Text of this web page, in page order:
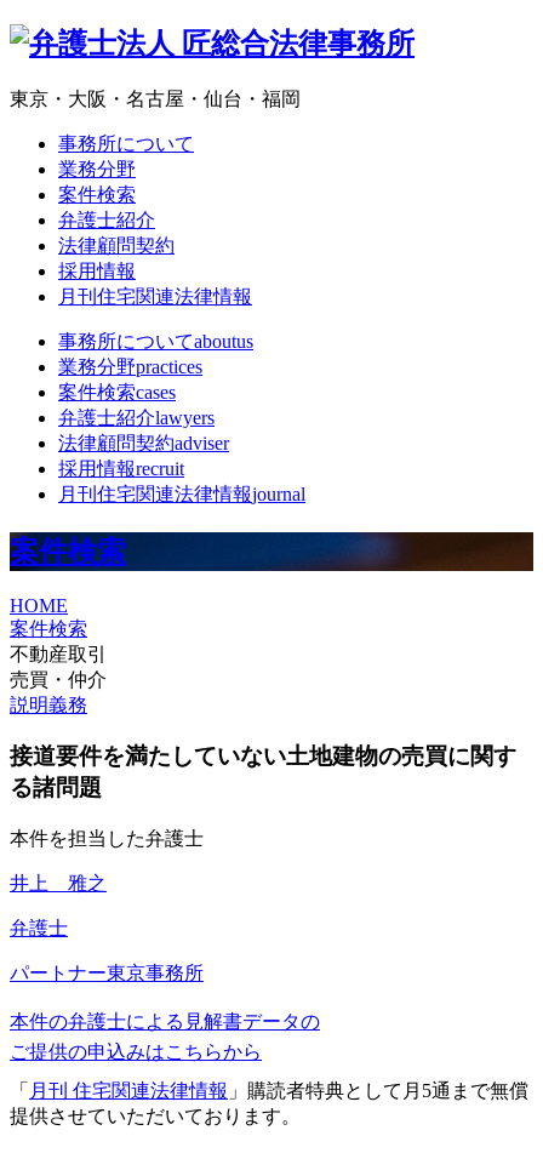
東京・大阪・名古屋・仙台・福岡
事務所について
業務分野
案件検索
弁護士紹介
法律顧問契約
採用情報
月刊住宅関連法律情報
事務所についてaboutus
業務分野practices
案件検索cases
弁護士紹介lawyers
法律顧問契約adviser
採用情報recruit
月刊住宅関連法律情報journal
案件検索
HOME
案件検索
不動産取引
売買・仲介
説明義務
接道要件を満たしていない土地建物の売買に関す
る諸問題
本件を担当した弁護士
井上 雅之
弁護士
パートナー東京事務所
本件の弁護士による見解書データの
ご提供の申込みはこちらから
「 月刊 住宅関連法律情報 」購読者特典として月5通まで無償
提供させていただいております。